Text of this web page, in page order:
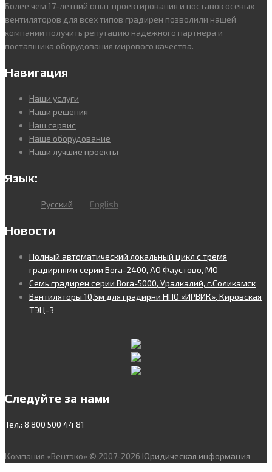
Более чем 17-летний опыт проектирования и поставок осевых
вентиляторов для всех типов градирен позволили нашей
компании получить репутацию надежного партнера и
поставщика оборудования мирового качества.
Навигация
Наши услуги
Наши решения
Наш сервис
Наше оборудование
Наши лучшие проекты
Язык:
Русский English
Новости
Полный автоматический локальный цикл с тремя
градирнями серии Bora-2400, АО Фаустово, МО
Семь градирен серии Bora-5000, Уралкалий, г.Соликамск
Вентиляторы 10,5м для градирни НПО «ИРВИК», Кировская
ТЭЦ-3
Следуйте за нами
Тел.: 8 800 500 44 81
Компания «Вентэко» © 2007-2026 Юридическая информация